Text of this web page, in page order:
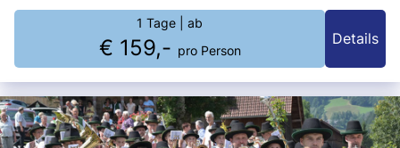
1 Tage | ab
€ 159,- pro Person
Details